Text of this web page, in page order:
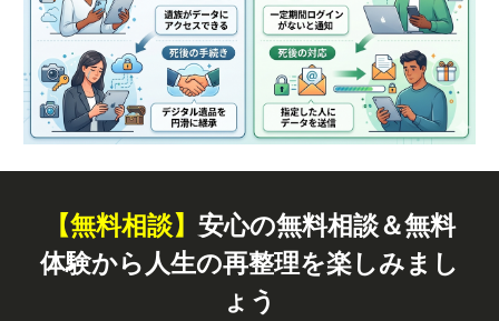
【無料相談】 安心の無料相談＆無料
体験から人生の再整理を楽しみまし
ょう